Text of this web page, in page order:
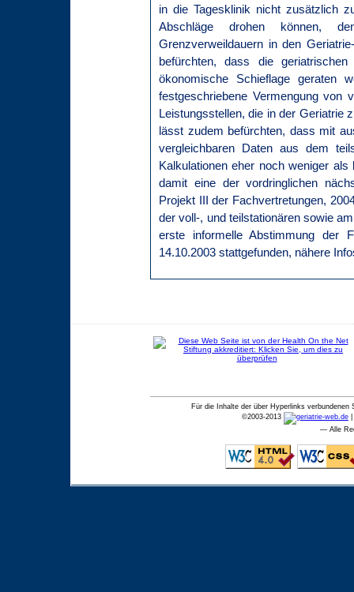
in die Tagesklinik nicht zusätzlich
Abschläge drohen können,
Grenzverweildauern in den
befürchten, dass die
ökonomische Schieflage geraten
festgeschriebene Vermengung von
Leistungsstellen, die in der Geriatrie
lässt zudem befürchten, dass mit
vergleichbaren Daten aus dem
Kalkulationen eher noch weniger
damit eine der vordringlichen
Projekt III der Fachvertretungen,
der voll-, und teilstationären sowie
erste informelle Abstimmung der
14.10.2003 stattgefunden, nähere
Für die Inhalte der über Hyperlinks
©2003-2013
— Alle